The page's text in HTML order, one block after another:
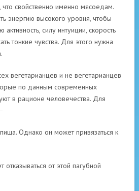
свойственно именно мясоедам.
энергию высокого уровня, чтобы
силу интуиции, скорость
тонкие чувства. Для этого нужна
вегетарианцев и не вегетарианцев
по данным современных
в рационе человечества. Для
Однако он может привязаться к
отказываться от этой пагубной